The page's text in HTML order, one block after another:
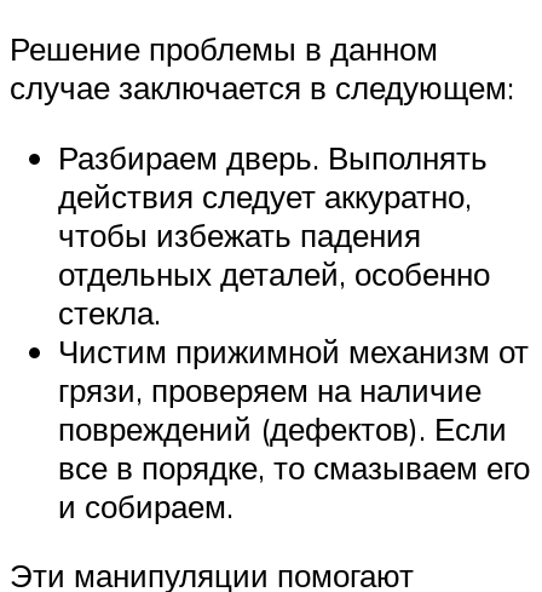
Решение проблемы в данном
случае заключается в следующем:
Разбираем дверь. Выполнять
действия следует аккуратно,
чтобы избежать падения
отдельных деталей, особенно
стекла.
Чистим прижимной механизм от
грязи, проверяем на наличие
повреждений (дефектов). Если
все в порядке, то смазываем его
и собираем.
Эти манипуляции помогают